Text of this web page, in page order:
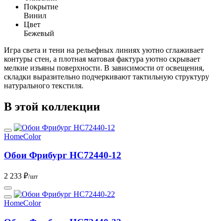
Покрытие
Винил
Цвет
Бежевый
Игра света и тени на рельефных линиях уютно сглаживает
контуры стен, а плотная матовая фактура уютно скрывает
мелкие изъяны поверхности. В зависимости от освещения,
складки выразительно подчеркивают тактильную структуру
натурального текстиля.
В этой коллекции
HomeColor
Обои Фрибург HC72440-12
2 233 ₽/шт
HomeColor